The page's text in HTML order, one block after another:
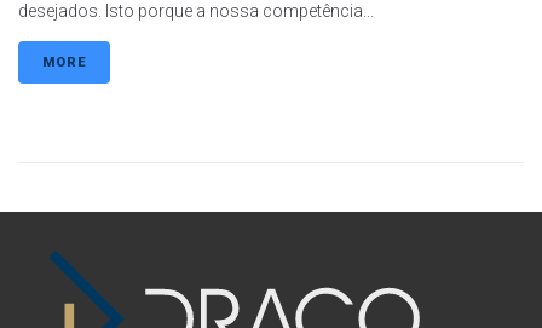
desejados. Isto porque a nossa competência...
MORE